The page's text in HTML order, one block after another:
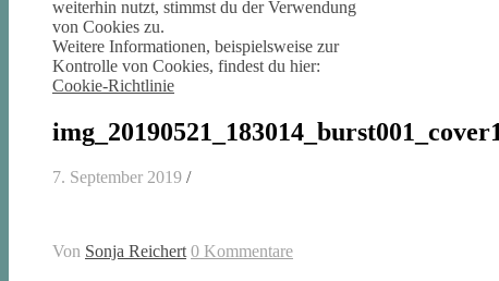
weiterhin nutzt, stimmst du der Verwendung
von Cookies zu.
Weitere Informationen, beispielsweise zur
Kontrolle von Cookies, findest du hier:
Cookie-Richtlinie
7. September 2019 /
Von Sonja Reichert 0 Kommentare